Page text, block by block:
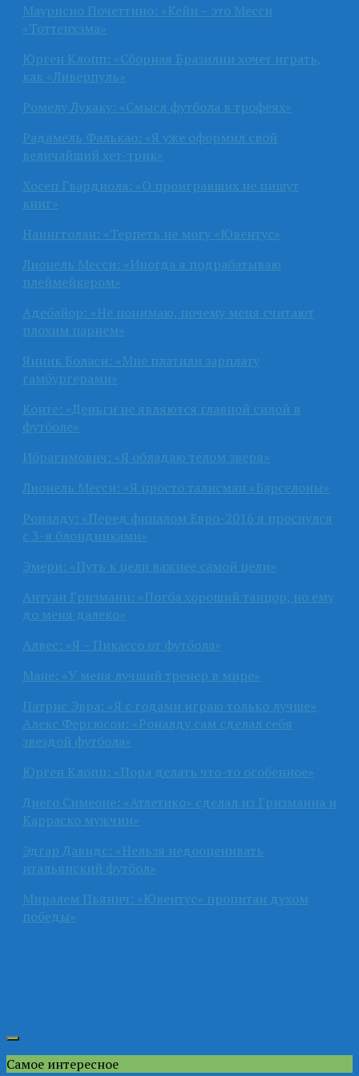
Маурисио Почеттино: «Кейн – это Месси
«Тоттенхэма»
Юрген Клопп: «Сборная Бразилии хочет играть,
как «Ливерпуль»
Ромелу Лукаку: «Смысл футбола в трофеях»
Радамель Фалькао: «Я уже оформил свой
величайший хет-трик»
Хосеп Гвардиола: «О проигравших не пишут
книг»
Наингголан: «Терпеть не могу «Ювентус»
Лионель Месси: «Иногда я подрабатываю
плеймейкером»
Адебайор: «Не понимаю, почему меня считают
плохим парнем»
Янник Боласи: «Мне платили зарплату
гамбургерами»
Конте: «Деньги не являются главной силой в
футболе»
Ибрагимович: «Я обладаю телом зверя»
Лионель Месси: «Я просто талисман «Барселоны»
Роналду: «Перед финалом Евро-2016 я проснулся
с 3-я блондинками»
Эмери: «Путь к цели важнее самой цели»
Антуан Гризманн: «Погба хороший танцор, но ему
до меня далеко»
Алвес: «Я – Пикассо от футбола»
Мане: «У меня лучший тренер в мире»
Патрис Эвра: «Я с годами играю только лучше»
Алекс Фергюсон: «Роналду сам сделал себя
звездой футбола»
Юрген Клопп: «Пора делать что-то особенное»
Диего Симеоне: «Атлетико» сделал из Гризманна и
Карраско мужчин»
Эдгар Давидс: «Нельзя недооценивать
итальянский футбол»
Миралем Пьянич: «Ювентус» пропитан духом
победы»
Самое интересное